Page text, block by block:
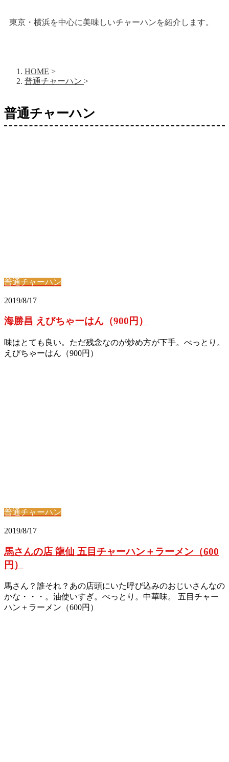
東京・横浜を中心に美味しいチャーハンを紹介します。
HOME >
普通チャーハン >
普通チャーハン
普通チャーハン
2019/8/17
海勝昌 えびちゃーはん（900円）
味はとても良い。ただ残念なのが炒め方が下手。べっとり。
えびちゃーはん（900円）
普通チャーハン
2019/8/17
馬さんの店 龍仙 五目チャーハン＋ラーメン（600
円）
馬さん？誰それ？あの店頭にいた呼び込みのおじいさんなの
かな・・・。油使いすぎ。べっとり。中華味。 五目チャー
ハン＋ラーメン（600円）